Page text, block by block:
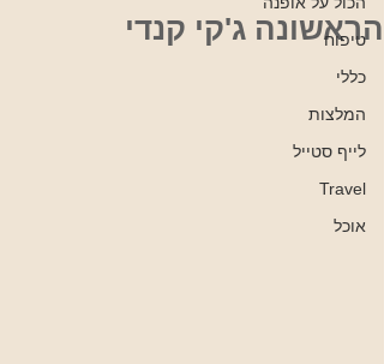
טיפוח
כללי
המלצות
לייף סטייל
Travel
אוכל
הראשונה ג'קי קנדי